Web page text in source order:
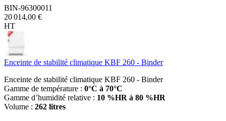
BIN-96300011
20 014,00 €
HT
Enceinte de stabilité climatique KBF 260 - Binder
Enceinte de stabilité climatique KBF 260 - Binder
Gamme de température : 0°C à 70°C
Gamme d’humidité relative : 10 %HR à 80 %HR
Volume : 262 litres